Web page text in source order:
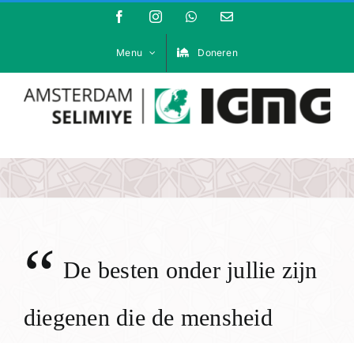
FacebookInstagramWhatsApp
E-
Menu Doneren
“ De besten onder jullie zijn
diegenen die de mensheid